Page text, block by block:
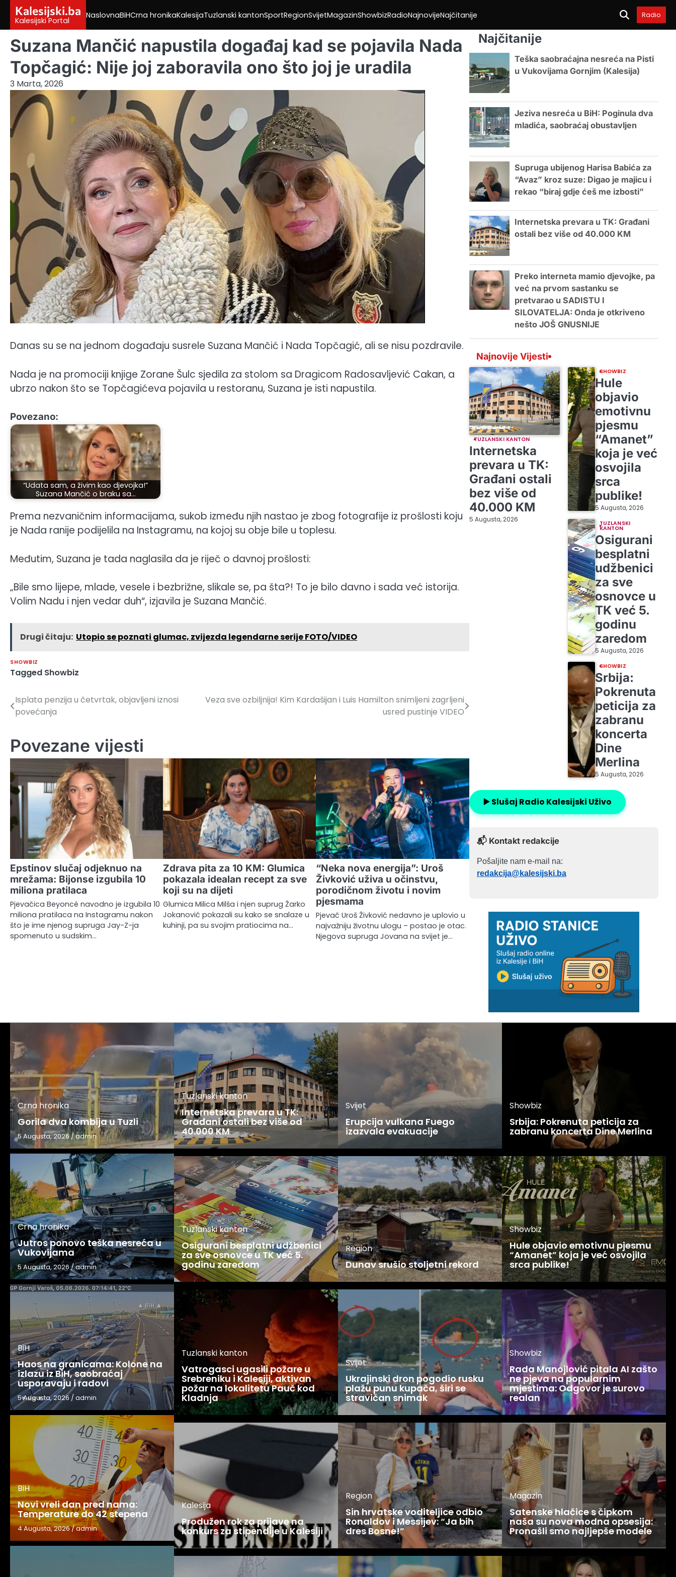
content
Kalesijski.ba
Kalesijski Portal
NaslovnaBiHCrna hronikaKalesijaTuzlanski kantonSportRegionSvijetMagazinShowbizRadioNajnovijeNajčitanije Radio
Suzana Mančić napustila događaj kad se pojavila Nada
Topčagić: Nije joj zaboravila ono što joj je uradila
3 Marta, 2026
Danas su se na jednom događaju susrele Suzana Mančić i Nada Topčagić, ali se nisu pozdravile.
Nada je na promociji knjige Zorane Šulc sjedila za stolom sa Dragicom Radosavljević Cakan, a
ubrzo nakon što se Topčagićeva pojavila u restoranu, Suzana je isti napustila.
Povezano:
“Udata sam, a živim kao djevojka!”
Suzana Mančić o braku sa…
Prema nezvaničnim informacijama, sukob između njih nastao je zbog fotografije iz prošlosti koju
je Nada ranije podijelila na Instagramu, na kojoj su obje bile u toplesu.
Međutim, Suzana je tada naglasila da je riječ o davnoj prošlosti:
„Bile smo lijepe, mlade, vesele i bezbrižne, slikale se, pa šta?! To je bilo davno i sada već istorija.
Volim Nadu i njen vedar duh“, izjavila je Suzana Mančić.
Drugi čitaju: Utopio se poznati glumac, zvijezda legendarne serije FOTO/VIDEO
SHOWBIZ
Tagged Showbiz
Navigacija
članaka
Isplata penzija u četvrtak, objavljeni iznosi
povećanja
Veza sve ozbiljnija! Kim Kardašijan i Luis Hamilton snimljeni zagrljeni
usred pustinje VIDEO
Povezane vijesti
Epstinov slučaj odjeknuo na
mrežama: Bijonse izgubila 10
miliona pratilaca
Pjevačica Beyoncé navodno je izgubila 10
miliona pratilaca na Instagramu nakon
što je ime njenog supruga Jay-Z-ja
spomenuto u sudskim…
Zdrava pita za 10 KM: Glumica
pokazala idealan recept za sve
koji su na dijeti
Glumica Milica Milša i njen suprug Žarko
Jokanović pokazali su kako se snalaze u
kuhinji, pa su svojim pratiocima na…
“Neka nova energija”: Uroš
Živković uživa u očinstvu,
porodičnom životu i novim
pjesmama
Pjevač Uroš Živković nedavno je uplovio u
najvažniju životnu ulogu – postao je otac.
Njegova supruga Jovana na svijet je…
Najčitanije
Teška saobraćajna nesreća na Pisti
u Vukovijama Gornjim (Kalesija)
Jeziva nesreća u BiH: Poginula dva
mladića, saobraćaj obustavljen
Supruga ubijenog Harisa Babića za
“Avaz” kroz suze: Digao je majicu i
rekao “biraj gdje ćeš me izbosti”
Internetska prevara u TK: Građani
ostali bez više od 40.000 KM
Preko interneta mamio djevojke, pa
već na prvom sastanku se
pretvarao u SADISTU I
SILOVATELJA: Onda je otkriveno
nešto JOŠ GNUSNIJE
Najnovije Vijesti
TUZLANSKI KANTON
Internetska
prevara u TK:
Građani ostali
bez više od
40.000 KM
5 Augusta, 2026
SHOWBIZ
Hule
objavio
emotivnu
pjesmu
“Amanet”
koja je već
osvojila
srca
publike!
5 Augusta, 2026
TUZLANSKI
KANTON
Osigurani
besplatni
udžbenici
za sve
osnovce u
TK već 5.
godinu
zaredom
5 Augusta, 2026
SHOWBIZ
Srbija:
Pokrenuta
peticija za
zabranu
koncerta
Dine
Merlina
5 Augusta, 2026
▶️ Slušaj Radio Kalesijski Uživo
📬 Kontakt redakcije
Pošaljite nam e-mail na:
redakcija@kalesijski.ba
Crna hronika
Gorila dva kombija u Tuzli
5 Augusta, 2026/admin
Crna hronika
Jutros ponovo teška nesreća u
Vukovijama
5 Augusta, 2026/admin
BiH
Haos na granicama: Kolone na
izlazu iz BiH, saobraćaj
usporavaju i radovi
5 Augusta, 2026 /admin
BiH
Novi vreli dan pred nama:
Temperature do 42 stepena
4 Augusta, 2026/admin
Tuzlanski kanton
Internetska prevara u TK:
Građani ostali bez više od
40.000 KM
Tuzlanski kanton
Osigurani besplatni udžbenici
za sve osnovce u TK već 5.
godinu zaredom
Tuzlanski kanton
Vatrogasci ugasili požare u
Srebreniku i Kalesiji, aktivan
požar na lokalitetu Pauč kod
Kladnja
Kalesija
Produžen rok za prijave na
konkurs za stipendije u Kalesiji
Svijet
Erupcija vulkana Fuego
izazvala evakuacije
Region
Dunav srušio stoljetni rekord
Svijet
Ukrajinski dron pogodio rusku
plažu punu kupača, širi se
stravičan snimak
Region
Sin hrvatske voditeljice odbio
Ronaldov i Messijev: “Ja bih
dres Bosne!”
Showbiz
Srbija: Pokrenuta peticija za
zabranu koncerta Dine Merlina
Showbiz
Hule objavio emotivnu pjesmu
“Amanet” koja je već osvojila
srca publike!
Showbiz
Rada Manojlović pitala AI zašto
ne pjeva na popularnim
mjestima: Odgovor je surovo
realan
Magazin
Satenske hlačice s čipkom
naša su nova modna opsesija:
Pronašli smo najljepše modele